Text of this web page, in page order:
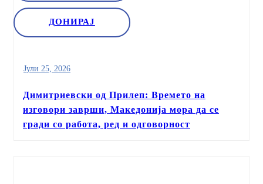
ДОНИРАЈ
Јули 25, 2026
Димитриевски од Прилеп: Времето на
изговори заврши, Македонија мора да се
гради со работа, ред и одговорност